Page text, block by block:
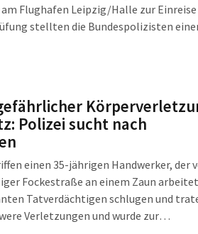
Flughafen Leipzig/Halle zur Einreise
stellten die Bundespolizisten
Polizei sucht nach
einen 35-jährigen Handwerker, der
Fockestraße an einem Zaun
Tatverdächtigen schlugen und
Verletzungen und wurde zur